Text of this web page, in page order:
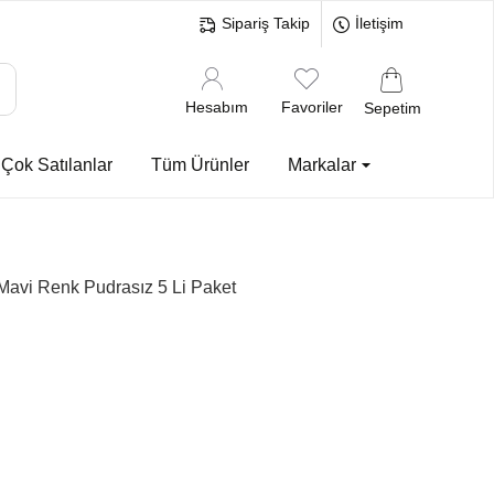
Sipariş Takip İletişim
Hesabım Favoriler Sepetim
Çok Satılanlar Tüm Ürünler Markalar
Renk Pudrasız 5 Li Paket